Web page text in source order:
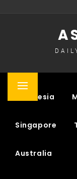
Primary
Indonesia
Singapore
Australia